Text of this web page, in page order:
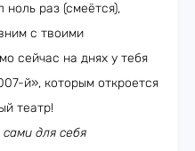
ноль раз (смеётся),
с твоими
сейчас на днях у тебя
й», которым откроется
театр!
для себя